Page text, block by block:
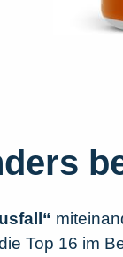
Top 16 im